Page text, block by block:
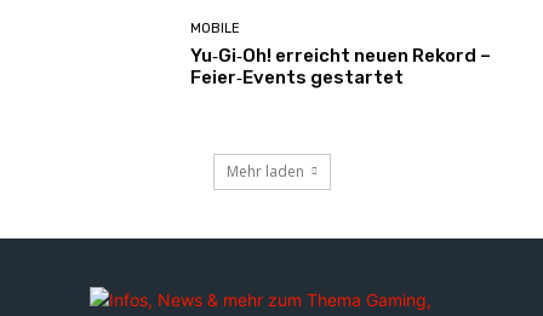
MOBILE
Yu‑Gi‑Oh! erreicht neuen Rekord –
Feier‑Events gestartet
Mehr laden